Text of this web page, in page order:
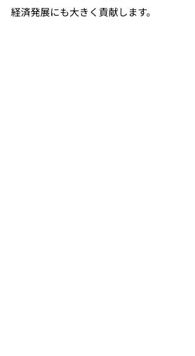
経済発展にも大きく貢献します。